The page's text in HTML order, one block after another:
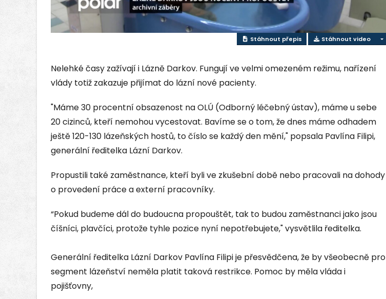
Stáhnout přepis Stáhnout video
Nelehké časy zažívají i Lázně Darkov. Fungují ve velmi omezeném režimu, nařízení
vlády totiž zakazuje přijímat do lázní nové pacienty.
"Máme 30 procentní obsazenost na OLÚ (Odborný léčebný ústav), máme u sebe
20 cizinců, kteří nemohou vycestovat. Bavíme se o tom, že dnes máme odhadem
ještě 120-130 lázeňských hostů, to číslo se každý den mění," popsala Pavlína Filipi,
generální ředitelka Lázní Darkov.
Propustili také zaměstnance, kteří byli ve zkušební době nebo pracovali na dohody
o provedení práce a externí pracovníky.
“Pokud budeme dál do budoucna propouštět, tak to budou zaměstnanci jako jsou
číšníci, plavčíci, protože tyhle pozice nyní nepotřebujete," vysvětlila ředitelka.
Generální ředitelka Lázní Darkov Pavlína Filipi je přesvědčena, že by všeobecně pro
segment lázeňství neměla platit taková restrikce. Pomoc by měla vláda i
pojišťovny,